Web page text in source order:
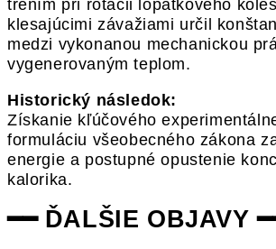
trením pri rotácii lopatkového
klesajúcimi závažiami určil
medzi vykonanou mechanickou
vygenerovaným teplom.
Historický následok:
Získanie kľúčového
formuláciu všeobecného zákona
energie a postupné opustenie
kalorika.
━━ ĎALŠIE OBJAVY